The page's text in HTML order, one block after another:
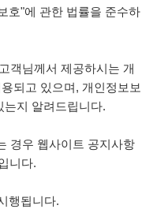
호"에 관한 법률을 준수하
객님께서 제공하시는 개
되고 있으며, 개인정보보
는지 알려드립니다.
경우 웹사이트 공지사항
니다.
행됩니다.